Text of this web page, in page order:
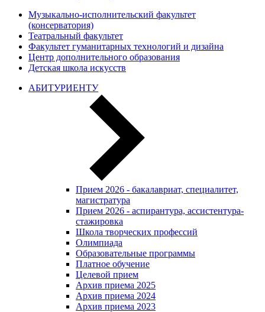
Музыкально-исполнительский факультет
(консерватория)
Театральный факультет
Факультет гуманитарных технологий и дизайна
Центр дополнительного образования
Детская школа искусств
АБИТУРИЕНТУ
Прием 2026 - бакалавриат, специалитет,
магистратура
Прием 2026 - аспирантура, ассистентура-
стажировка
Школа творческих профессий
Олимпиада
Образовательные программы
Платное обучение
Целевой прием
Архив приема 2025
Архив приема 2024
Архив приема 2023